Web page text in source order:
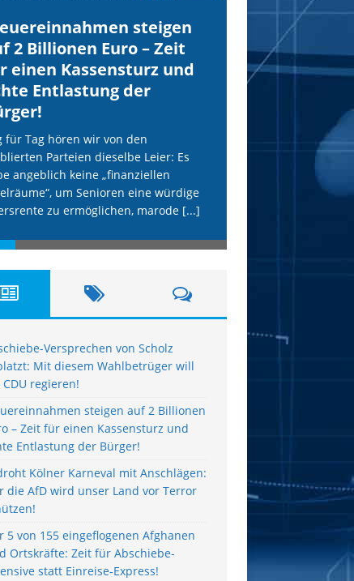
steigen
2 Billionen Euro – Zeit
einen Kassensturz und
Entlastung der
für Tag hören wir von den
Parteien dieselbe Leier: Es
angeblich keine „finanziellen
um Senioren eine würdige
zu ermöglichen, marode [...]
IS droht
mit
AfD wird
Terror
Unsere
erneut vom IS-
etablierten
Terror-Webseite
Versprechen von Scholz
Mit diesem Wahlbetrüger will
regieren!
steigen auf 2 Billionen
– Zeit für einen Kassensturz und
Entlastung der Bürger!
Kölner Karneval mit Anschlägen:
die AfD wird unser Land vor Terror
5 von 155 eingeflogenen Afghanen
Ortskräfte: Zeit für Abschiebe-
statt Einreise-Express!